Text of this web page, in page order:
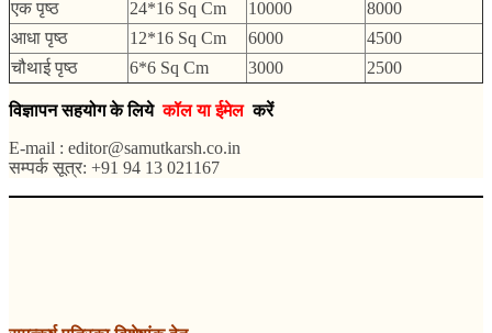
एक पृष्ठ
24*16 Sq Cm 10000
8000
आधा पृष्ठ
12*16 Sq Cm 6000
4500
चौथाई पृष्ठ
6*6 Sq Cm 3000 2500
विज्ञापन सहयोग के लियेकॉल या ईमेल करें
E-mail : editor@samutkarsh.co.in
सम्पर्क सूत्र: +91 94 13 021167